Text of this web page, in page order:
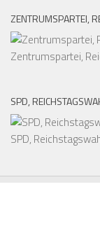
ZENTRUMSPARTEI,
Zentrumspartei,
SPD,
SPD,